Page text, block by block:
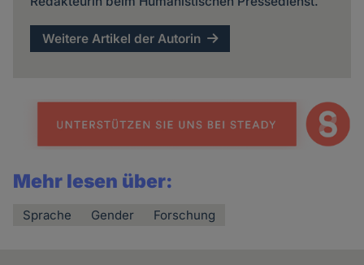
Weitere Artikel der Autorin
Mehr lesen über:
Sprache Gender Forschung